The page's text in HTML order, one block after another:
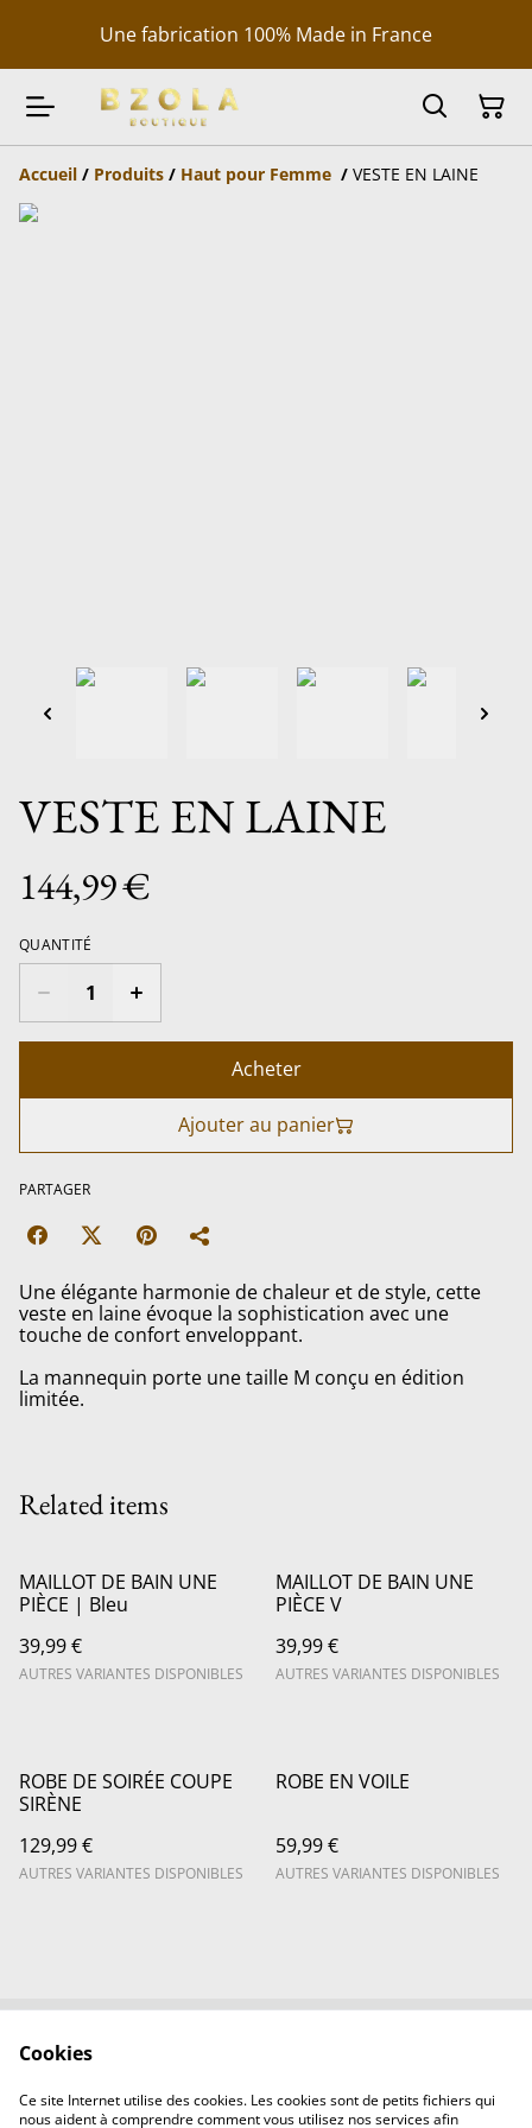
Une fabrication 100% Made in France
Accueil / Produits / Haut pour Femme / VESTE EN LAINE
VESTE EN LAINE
144,99 €
QUANTITÉ
Acheter
Ajouter au panier
PARTAGER
Une élégante harmonie de chaleur et de style, cette
veste en laine évoque la sophistication avec une
touche de confort enveloppant.
La mannequin porte une taille M conçu en édition
limitée.
Related items
MAILLOT DE BAIN UNE
PIÈCE | Bleu
39,99 €
AUTRES VARIANTES DISPONIBLES
MAILLOT DE BAIN UNE
PIÈCE V
39,99 €
AUTRES VARIANTES DISPONIBLES
ROBE DE SOIRÉE COUPE
SIRÈNE
129,99 €
AUTRES VARIANTES DISPONIBLES
ROBE EN VOILE
59,99 €
AUTRES VARIANTES DISPONIBLES
Politique de
confidentialité
Politique de Cookie
Cookies
Ce site Internet utilise des cookies. Les cookies sont de petits fichiers qui
nous aident à comprendre comment vous utilisez nos services afin